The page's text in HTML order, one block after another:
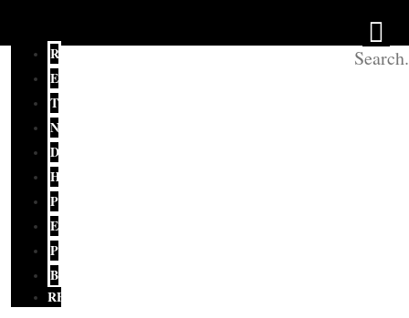
REDAKSI
EDITORIAL
TERKINI
NASIONAL
DAERAH
HUKUM
POLITIK
EKONOMI
PENDIDIKAN
BUDAYA
RELIGI